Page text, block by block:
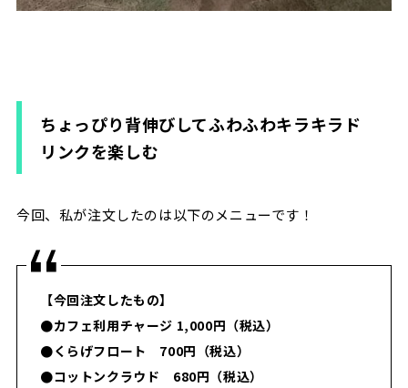
ちょっぴり背伸びしてふわふわキラキラド
リンクを楽しむ
今回、私が注文したのは以下のメニューです！
【今回注文したもの】
●カフェ利用チャージ 1,000円（税込）
●くらげフロート 700円（税込）
●コットンクラウド 680円（税込）